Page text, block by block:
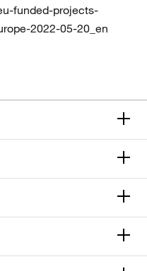
funded-projects-
2022-05-20_en